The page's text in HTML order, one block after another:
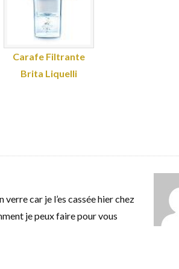
Carafe Filtrante
Brita Liquelli
car je l’es cassée hier chez
je peux faire pour vous